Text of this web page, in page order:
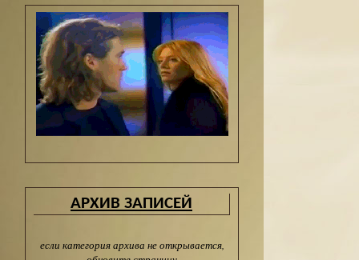
АРХИВ ЗАПИСЕЙ
если категория архива не открывается,